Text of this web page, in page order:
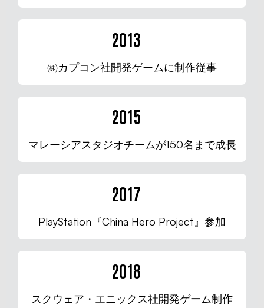
2013
㈱カプコン社開発ゲームに制作従事
2015
マレーシアスタジオチームが150名まで成長
2017
PlayStation『China Hero Project』参加
2018
スクウェア・エニックス社開発ゲーム制作